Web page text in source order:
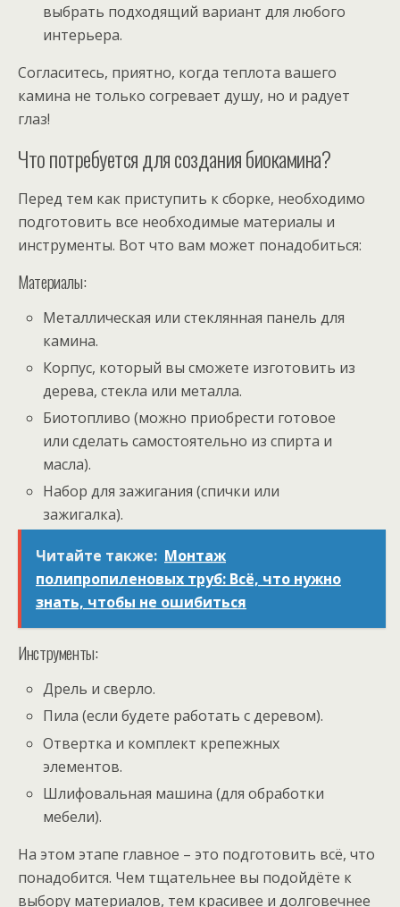
выбрать подходящий вариант для любого
интерьера.
Согласитесь, приятно, когда теплота вашего
камина не только согревает душу, но и радует
глаз!
Что потребуется для создания биокамина?
Перед тем как приступить к сборке, необходимо
подготовить все необходимые материалы и
инструменты. Вот что вам может понадобиться:
Материалы:
Металлическая или стеклянная панель для
камина.
Корпус, который вы сможете изготовить из
дерева, стекла или металла.
Биотопливо (можно приобрести готовое
или сделать самостоятельно из спирта и
масла).
Набор для зажигания (спички или
зажигалка).
Читайте также: Монтаж
полипропиленовых труб: Всё, что нужно
знать, чтобы не ошибиться
Инструменты:
Дрель и сверло.
Пила (если будете работать с деревом).
Отвертка и комплект крепежных
элементов.
Шлифовальная машина (для обработки
мебели).
На этом этапе главное – это подготовить всё, что
понадобится. Чем тщательнее вы подойдёте к
выбору материалов, тем красивее и долговечнее